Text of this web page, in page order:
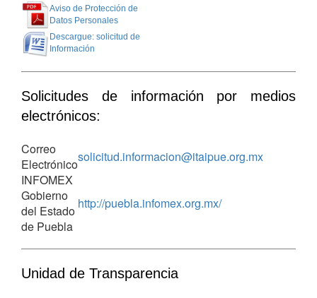
Aviso de Protección de
Datos Personales
Descargue: solicitud de
Información
Solicitudes de información por medios
electrónicos:
Correo
Electrónicosolicitud.informacion@itaipue.org.mx
INFOMEX
Gobierno
del Estado
de Puebla
http://puebla.infomex.org.mx/
Unidad de Transparencia